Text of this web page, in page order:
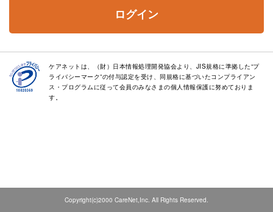
ログイン
ケアネットは、（財）日本情報処理開発協会より、JIS規格に準拠した“プ
ライバシーマーク”の付与認定を受け、同規格に基づいたコンプライアン
ス・プログラムに従って会員のみなさまの個人情報保護に努めておりま
す。
Copyright(c)2000 CareNet,Inc. All Rights Reserved.